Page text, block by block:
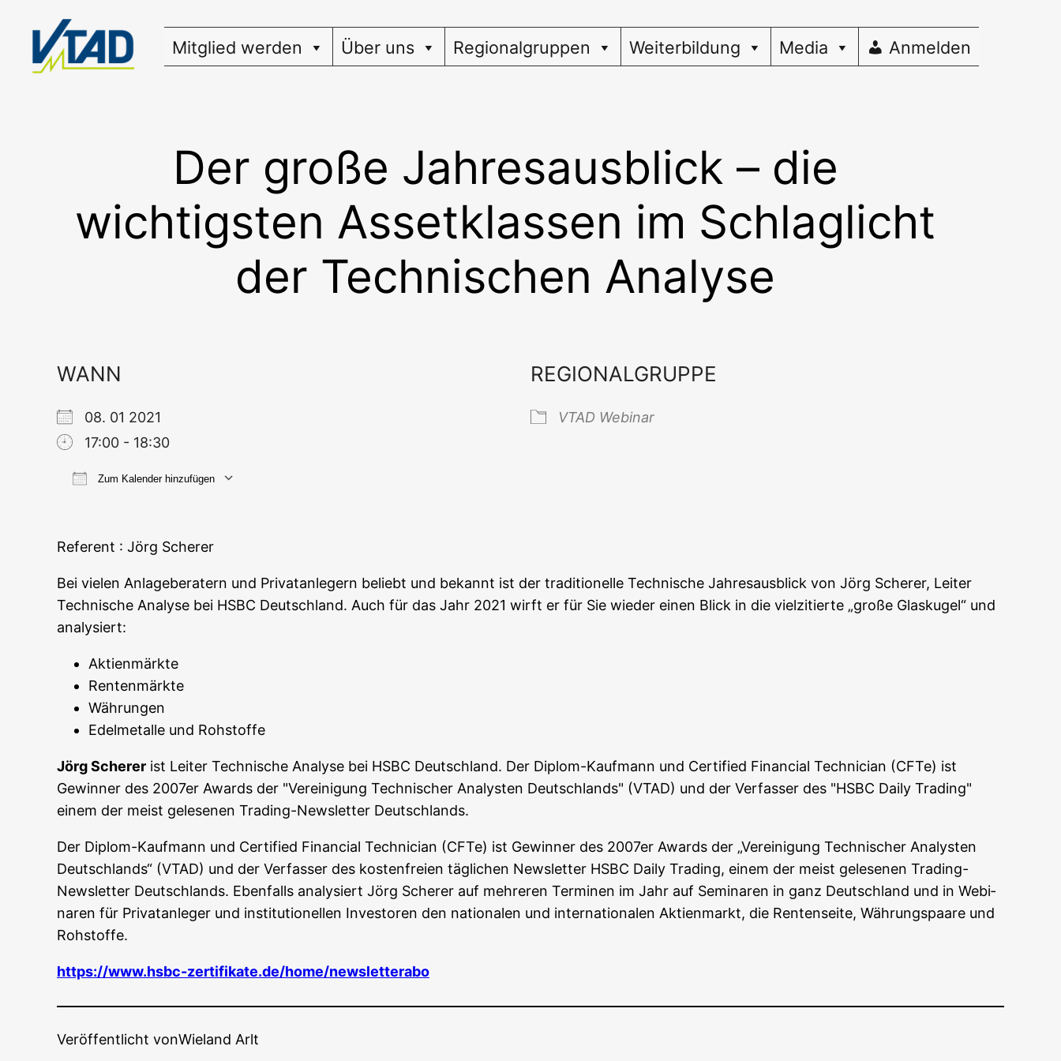
springen
Mitglied werden Über uns Regionalgruppen Weiterbildung Media Anmelden
Der große Jahresausblick – die
wichtigsten Assetklassen im Schlaglicht
der Technischen Analyse
WANN
08. 01 2021
17:00 - 18:30
Zum Kalender hinzufügen
REGIONALGRUPPE
VTAD Web­i­nar
Refe­rent : Jörg Scherer
Bei vie­len Anla­ge­be­ra­tern und Pri­vat­an­le­gern beliebt und bekannt ist der tra­di­tio­nel­le Tech­ni­sche Jah­res­aus­blick von Jörg Sche­rer, Lei­ter
Tech­ni­sche Ana­ly­se bei HSBC Deutsch­land. Auch für das Jahr 2021 wirft er für Sie wie­der einen Blick in die viel­zi­tier­te „gro­ße Glas­ku­gel“ und
analysiert:
Akti­en­märk­te
Ren­ten­märk­te
Wäh­run­gen
Edel­me­tal­le und Rohstoffe
Jörg Sche­rer ist Lei­ter Tech­ni­sche Ana­ly­se bei HSBC Deutsch­land. Der Diplom-Kauf­mann und Cer­ti­fied Finan­cial Tech­ni­ci­an (CFTe) ist
Gewin­ner des 2007er Awards der "Ver­ei­ni­gung Tech­ni­scher Ana­lys­ten Deutsch­lands" (VTAD) und der Ver­fas­ser des "HSBC Dai­ly Tra­ding"
einem der meist gele­se­nen Tra­ding-News­let­ter Deutschlands.
Der Diplom-Kauf­mann und Cer­ti­fied Finan­cial Tech­ni­ci­an (CFTe) ist Gewin­ner des 2007er Awards der „Ver­ei­ni­gung Tech­ni­scher Ana­lys­ten
Deutsch­lands“ (VTAD) und der Ver­fas­ser des kos­ten­frei­en täg­li­chen News­let­ter HSBC Dai­ly Tra­ding, einem der meist gele­se­nen Tra­ding-
News­let­ter Deutsch­lands. Eben­falls ana­ly­siert Jörg Sche­rer auf meh­re­ren Ter­mi­nen im Jahr auf Semi­na­ren in ganz Deutsch­land und in Web­i­
na­ren für Pri­vat­an­le­ger und insti­tu­tio­nel­len Inves­to­ren den natio­na­len und inter­na­tio­na­len Akti­en­markt, die Ren­ten­sei­te, Wäh­rungs­paa­re und
Rohstoffe.
https://www.hsbc-zertifikate.de/home/newsletterabo
Veröffentlicht vonWieland Arlt